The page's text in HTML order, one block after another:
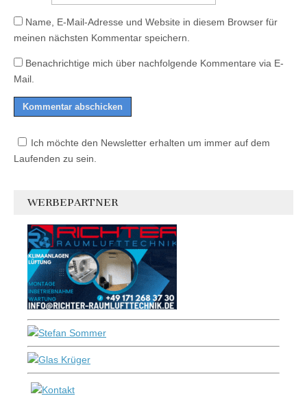
Name, E-Mail-Adresse und Website in diesem Browser für
meinen nächsten Kommentar speichern.
Benachrichtige mich über nachfolgende Kommentare via E-
Mail.
Ich möchte den Newsletter erhalten um immer auf dem
Laufenden zu sein.
WERBEPARTNER